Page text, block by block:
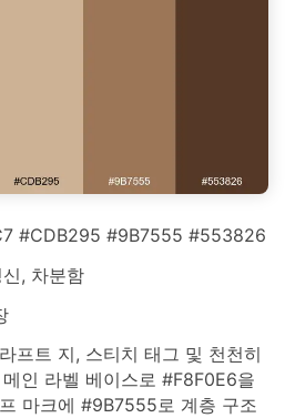
#CDB295 #9B7555 #553826
, 차분함
프트 지, 스티치 태그 및 천천히
인 라벨 베이스로 #F8F0E6을
마크에 #9B7555로 계층 구조